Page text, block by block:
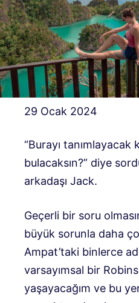
29 Ocak 2024
“Burayı tanımlayacak
bulacaksın?” diye
arkadaşı Jack.
Geçerli bir soru
büyük sorunla daha
Ampat’taki binlerce
varsayımsal bir
yaşayacağım ve bu